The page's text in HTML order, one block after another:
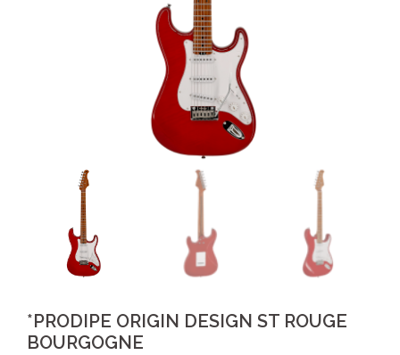
*PRODIPE ORIGIN DESIGN ST ROUGE
BOURGOGNE